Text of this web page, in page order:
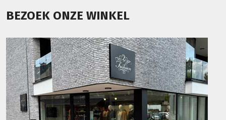
BEZOEK ONZE WINKEL